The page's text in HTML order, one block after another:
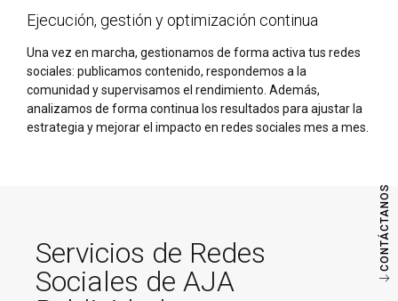
CONTÁCTANOS
Ejecución, gestión y optimización continua
Una vez en marcha, gestionamos de forma activa tus redes
sociales: publicamos contenido, respondemos a la
comunidad y supervisamos el rendimiento. Además,
analizamos de forma continua los resultados para ajustar la
estrategia y mejorar el impacto en redes sociales mes a mes.
Servicios de Redes
Sociales de AJA